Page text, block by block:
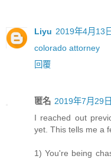
Liyu 2019年4月13
colorado attorney
回覆
匿名 2019年7月29
I reached out
yet. This tells me a
1) You're being